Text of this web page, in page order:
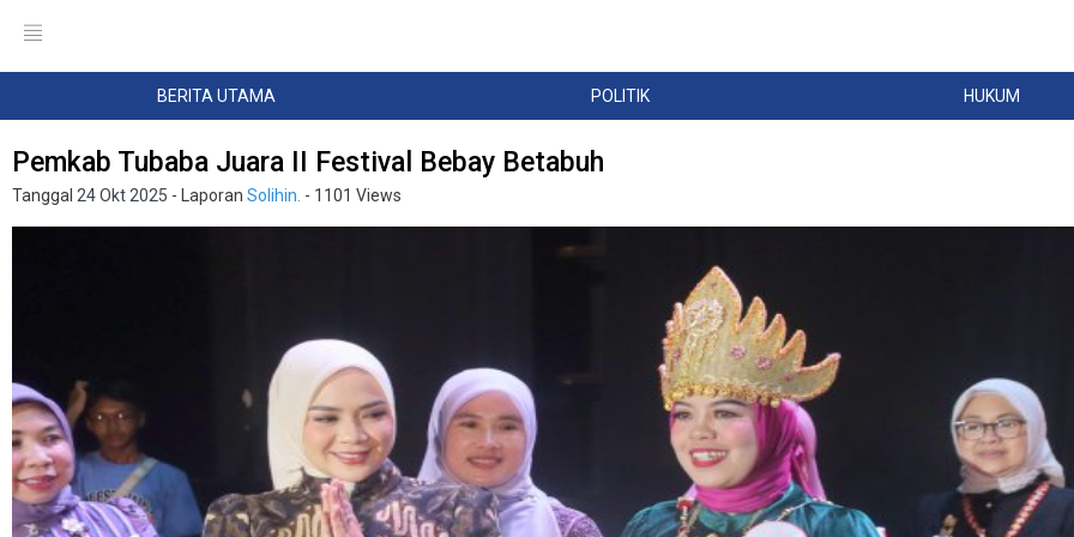
BERITA UTAMA POLITIK HUKUM
Pemkab Tubaba Juara II Festival Bebay Betabuh
Tanggal 24 Okt 2025 - Laporan Solihin. - 1101 Views